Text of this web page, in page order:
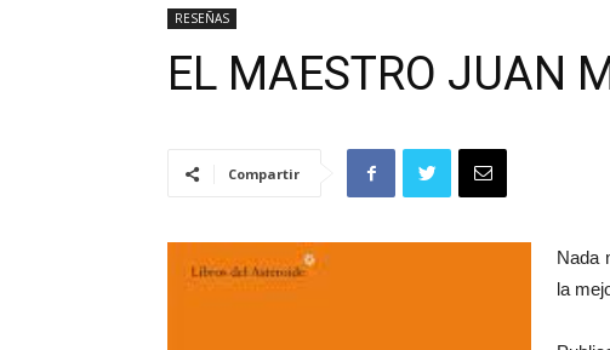
RESEÑAS
EL MAESTRO JUAN
Compartir
Nada
la